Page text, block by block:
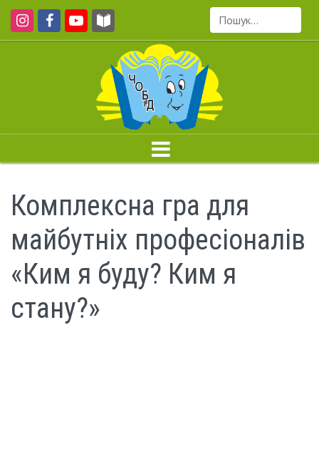
Пошук...
Комплексна гра для
майбутніх професіоналів
«Ким я буду? Ким я
стану?»